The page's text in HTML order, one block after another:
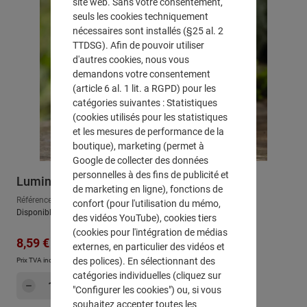
Luminion "rouille"
Référence : 777066
Disponible, délai de livraison : env. 2-3 jours ouvrables
Prix de vente :
8,59 € Prix régulier :
14,99 €
Prix TVA incluse, en sus Frais d'expédition
Quantité de produit : Entrez la quantité
Dans le panier
seuls les cookies techniquement
nécessaires sont installés (§25 al. 2
TTDSG). Afin de pouvoir utiliser
d'autres cookies, nous vous
demandons votre consentement
(article 6 al. 1 lit. a RGPD) pour les
catégories suivantes : Statistiques
(cookies utilisés pour les statistiques
et les mesures de performance de la
boutique), marketing (permet à
Google de collecter des données
personnelles à des fins de publicité et
de marketing en ligne), fonctions de
confort (pour l'utilisation du mémo,
des vidéos YouTube), cookies tiers
(cookies pour l'intégration de médias
externes, en particulier des vidéos et
des polices). En sélectionnant des
catégories individuelles (cliquez sur
"Configurer les cookies") ou, si vous
souhaitez accepter toutes les